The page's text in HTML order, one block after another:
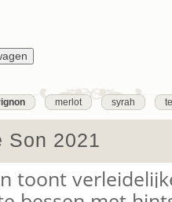
merlot syrah
Son 2021
toont